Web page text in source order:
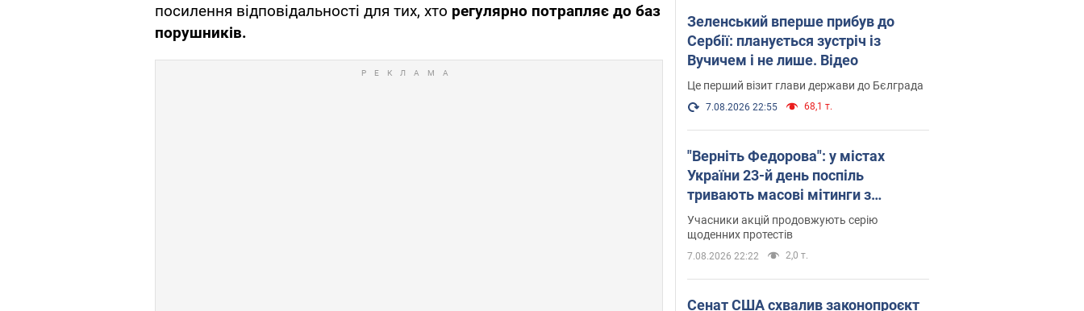
посилення відповідальності для тих, хто регулярно потрапляє до баз
порушників.
Зеленський вперше прибув до
Сербії: планується зустріч із
Вучичем і не лише. Відео
Це перший візит глави держави до Бєлграда
7.08.2026 22:55 68,1 т.
"Верніть Федорова": у містах
України 23-й день поспіль
тривають масові мітинги з
картонками. Фото і відео
Учасники акцій продовжують серію
щоденних протестів
7.08.2026 22:22 2,0 т.
Сенат США схвалив законопроєкт